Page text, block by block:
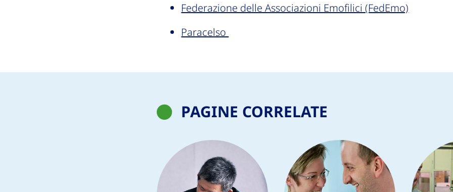
Federazione delle Associazioni Emofilici (FedEmo)
Paracelso
PAGINE CORRELATE
Parlarne con